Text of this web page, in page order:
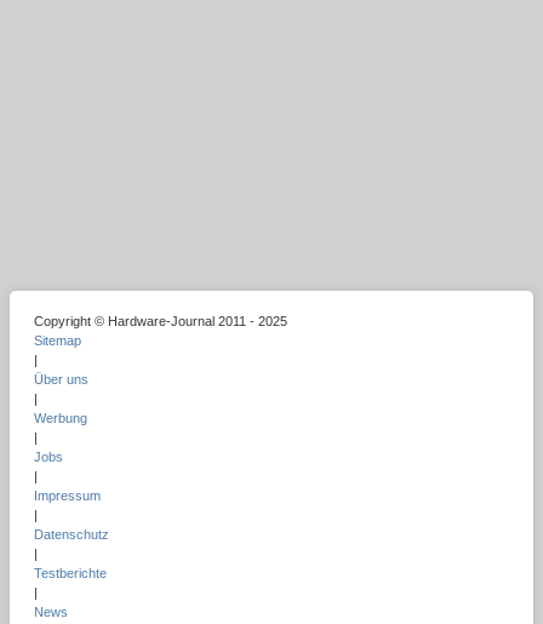
Copyright © Hardware-Journal 2011 - 2025
Sitemap
Über uns
Werbung
Jobs
Impressum
Datenschutz
Testberichte
News